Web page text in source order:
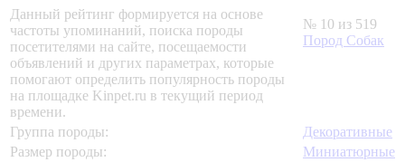
Данный рейтинг формируется на основе
частоты упоминаний, поиска породы
посетителями на сайте, посещаемости
объявлений и других параметрах, которые
помогают определить популярность породы
на площадке Kinpet.ru в текущий период
времени.
№ 10 из 519
Пород Собак
Группа породы:
Декоративные
Размер породы:
Миниатюрные